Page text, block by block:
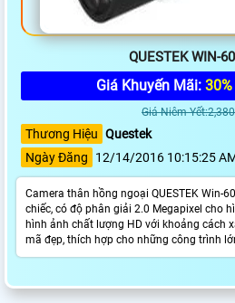
QUESTEK WIN-
Giá Khuyến Mãi: 30%
Giá Niêm
Thương Hiệu Questek
Ngày Đăng
12/14/2016 10:15:25
Camera thân hồng ngoại QUESTEK Win-
chiếc, có độ phân giải 2.0 Megapixel cho
hình ảnh chất lượng HD với khoảng cách
mã đẹp, thích hợp cho những công trình